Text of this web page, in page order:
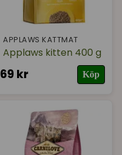
APPLAWS KATTMAT
Applaws kitten 400 g
69 kr Köp